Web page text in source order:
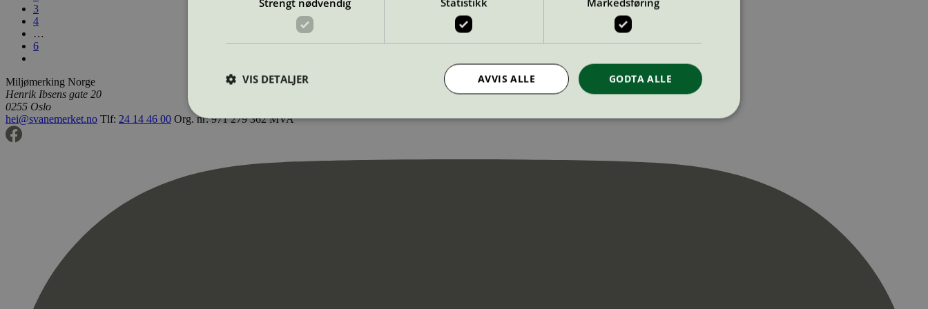
3
4
…
6
Miljømerking Norge
Henrik Ibsens gate 20
0255 Oslo
hei@svanemerket.no Tlf: 24 14 46 00 Org. nr: 971 279 362 MVA
GODTA ALLE
AVVIS ALLE
VIS DETALJER